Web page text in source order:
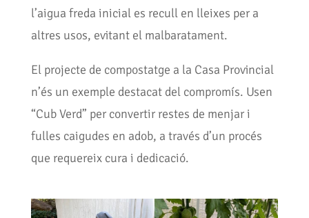
l’aigua freda inicial es recull en lleixes per a
altres usos, evitant el malbaratament.
El projecte de compostatge a la Casa Provincial
n’és un exemple destacat del compromís. Usen
“Cub Verd” per convertir restes de menjar i
fulles caigudes en adob, a través d’un procés
que requereix cura i dedicació.